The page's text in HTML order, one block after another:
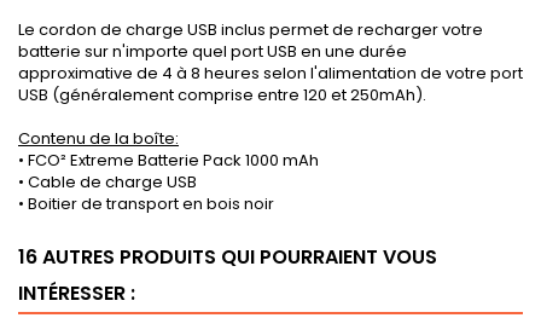
Le cordon de charge USB inclus permet de recharger votre
batterie sur n'importe quel port USB en une durée
approximative de 4 à 8 heures selon l'alimentation de votre port
USB (généralement comprise entre 120 et 250mAh).
Contenu de la boîte:
• FCO² Extreme Batterie Pack 1000 mAh
• Cable de charge USB
• Boitier de transport en bois noir
16 AUTRES PRODUITS QUI POURRAIENT VOUS
INTÉRESSER :